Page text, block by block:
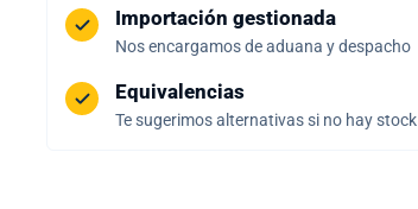
Importación gestionada
Nos encargamos de aduana y despacho
Equivalencias
Te sugerimos alternativas si no hay stock